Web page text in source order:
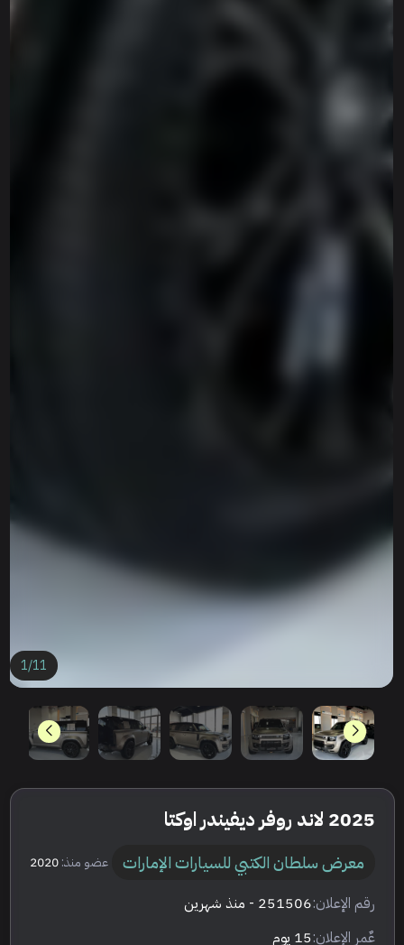
1/11
2025 لاند روفر ديفيندر اوكتا
معرض سلطان الكتبي للسيارات الإمارات عضو منذ:2020
رقم الإعلان:251506 - منذ شهرين
عٌمر الإعلان:15 يوم